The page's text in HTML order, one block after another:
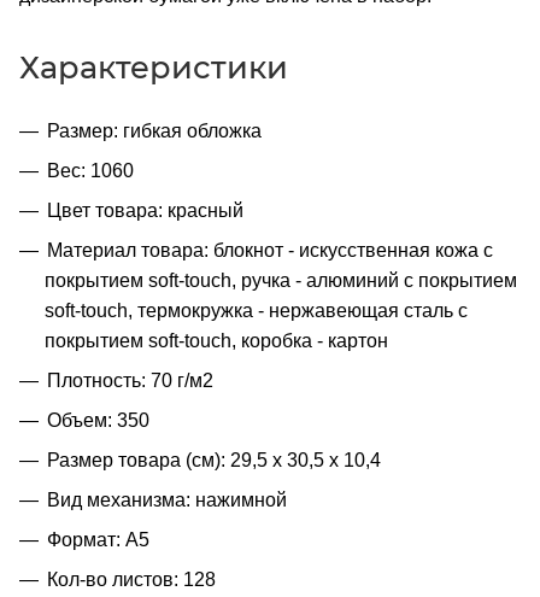
Характеристики
Размер: гибкая обложка
Вес: 1060
Цвет товара: красный
Материал товара: блокнот - искусственная кожа с
покрытием soft-touch, ручка - алюминий с покрытием
soft-touch, термокружка - нержавеющая cталь с
покрытием soft-touch, коробка - картон
Плотность: 70 г/м2
Объем: 350
Размер товара (см): 29,5 х 30,5 х 10,4
Вид механизма: нажимной
Формат: A5
Кол-во листов: 128